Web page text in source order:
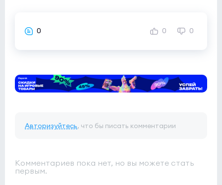
0 0 0
Авторизуйтесь, что бы писать комментарии
Комментариев пока нет, но вы можете стать
первым.